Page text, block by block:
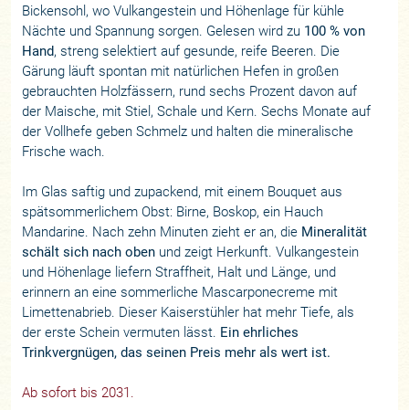
Bickensohl, wo Vulkangestein und Höhenlage für kühle
Nächte und Spannung sorgen. Gelesen wird zu 100 % von
Hand, streng selektiert auf gesunde, reife Beeren. Die
Gärung läuft spontan mit natürlichen Hefen in großen
gebrauchten Holzfässern, rund sechs Prozent davon auf
der Maische, mit Stiel, Schale und Kern. Sechs Monate auf
der Vollhefe geben Schmelz und halten die mineralische
Frische wach.
Im Glas saftig und zupackend, mit einem Bouquet aus
spätsommerlichem Obst: Birne, Boskop, ein Hauch
Mandarine. Nach zehn Minuten zieht er an, die Mineralität
schält sich nach oben und zeigt Herkunft. Vulkangestein
und Höhenlage liefern Straffheit, Halt und Länge, und
erinnern an eine sommerliche Mascarponecreme mit
Limettenabrieb. Dieser Kaiserstühler hat mehr Tiefe, als
der erste Schein vermuten lässt. Ein ehrliches
Trinkvergnügen, das seinen Preis mehr als wert ist.
Ab sofort bis 2031.